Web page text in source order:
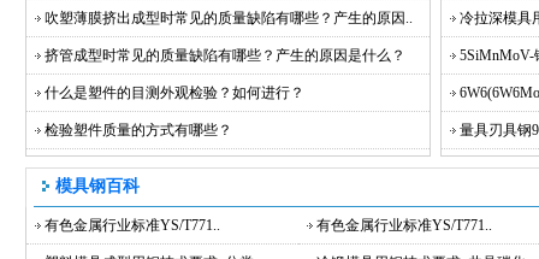
吹塑薄膜挤出成型时常见的质量缺陷有哪些？产生的原因..
挤管成型时常见的质量缺陷有哪些？产生的原因是什么？
什么是塑件的目测外观检验？如何进行？
检验塑件质量的方式有哪些？
冷拉深模具
5SiMnMoV-
量具刃具钢
模具钢百科
有色金属行业标准YS/T771.. 有色金属行业标准YS/T771..